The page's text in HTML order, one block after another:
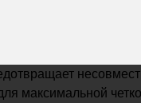
понятный
максимальной